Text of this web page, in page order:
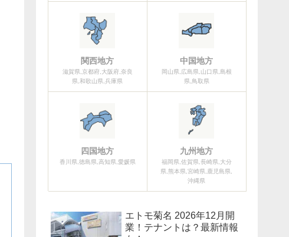
関西地方
滋賀県,京都府,大阪府,奈良
県,和歌山県,兵庫県
中国地方
岡山県,広島県,山口県,島根
県,鳥取県
四国地方
香川県,徳島県,高知県,愛媛県
九州地方
福岡県,佐賀県,長崎県,大分
県,熊本県,宮崎県,鹿児島県,
沖縄県
エトモ菊名 2026年12月開
業！テナントは？最新情報